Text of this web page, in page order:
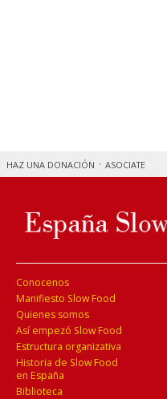
HAZ UNA DONACIÓN ASOCIATE
Conocenos
Manifiesto Slow Food
Quienes somos
Así empezó Slow Food
Estructura organizativa
Historia de Slow Food
en España
Biblioteca